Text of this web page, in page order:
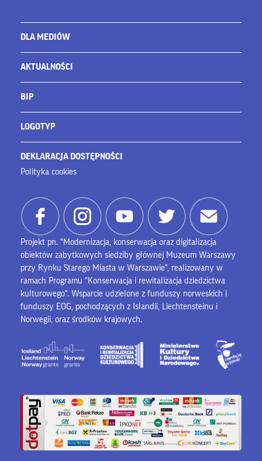
DLA MEDIÓW
AKTUALNOŚCI
BIP
LOGOTYP
DEKLARACJA DOSTĘPNOŚCI
Polityka cookies
Projekt pn. "Modernizacja, konserwacja oraz digitalizacja
obiektów zabytkowych siedziby głównej Muzeum Warszawy
przy Rynku Starego Miasta w Warszawie", realizowany w
ramach Programu "Konserwacja i rewitalizacja dziedzictwa
kulturowego". Wsparcie udzielone z funduszy norweskich i
funduszy EOG, pochodzących z Islandii, Liechtensteinu i
Norwegii, oraz środków krajowych.